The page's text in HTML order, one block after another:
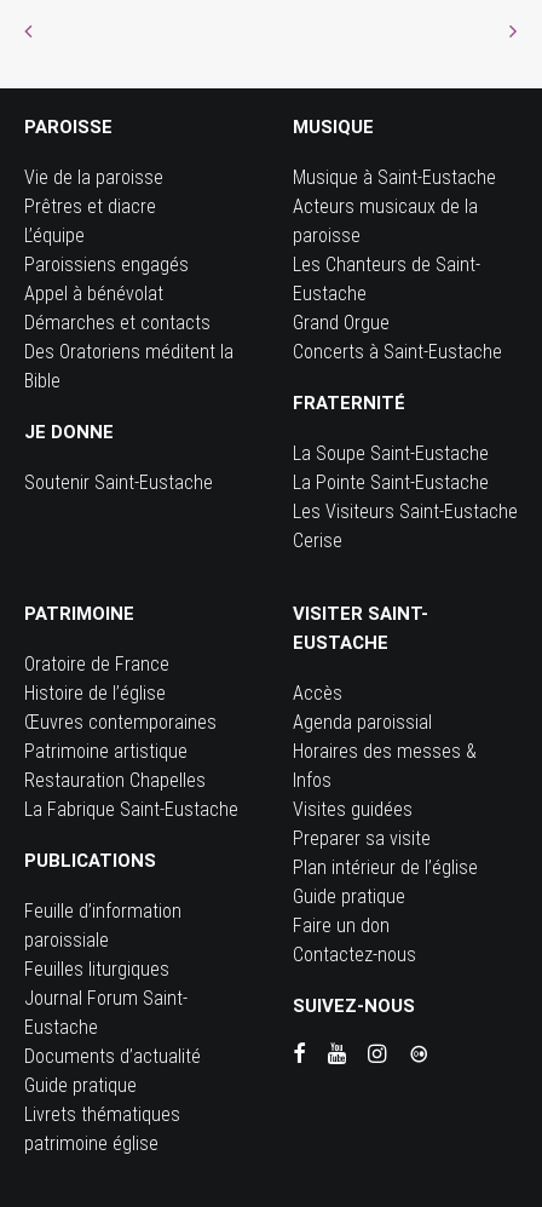
PAROISSE
Vie de la paroisse
Prêtres et diacre
L’équipe
Paroissiens engagés
Appel à bénévolat
Démarches et contacts
Des Oratoriens méditent la
Bible
JE DONNE
Soutenir Saint-Eustache
MUSIQUE
Musique à Saint-Eustache
Acteurs musicaux de la
paroisse
Les Chanteurs de Saint-
Eustache
Grand Orgue
Concerts à Saint-Eustache
FRATERNITÉ
La Soupe Saint-Eustache
La Pointe Saint-Eustache
Les Visiteurs Saint-Eustache
Cerise
PATRIMOINE
Oratoire de France
Histoire de l’église
Œuvres contemporaines
Patrimoine artistique
Restauration Chapelles
La Fabrique Saint-Eustache
PUBLICATIONS
Feuille d’information
paroissiale
Feuilles liturgiques
Journal Forum Saint-
Eustache
Documents d’actualité
Guide pratique
Livrets thématiques
patrimoine église
VISITER SAINT-
EUSTACHE
Accès
Agenda paroissial
Horaires des messes &
Infos
Visites guidées
Preparer sa visite
Plan intérieur de l’église
Guide pratique
Faire un don
Contactez-nous
SUIVEZ-NOUS